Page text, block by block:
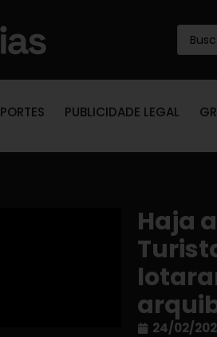
PUBLICIDADE LEGAL
Haja
24/02/